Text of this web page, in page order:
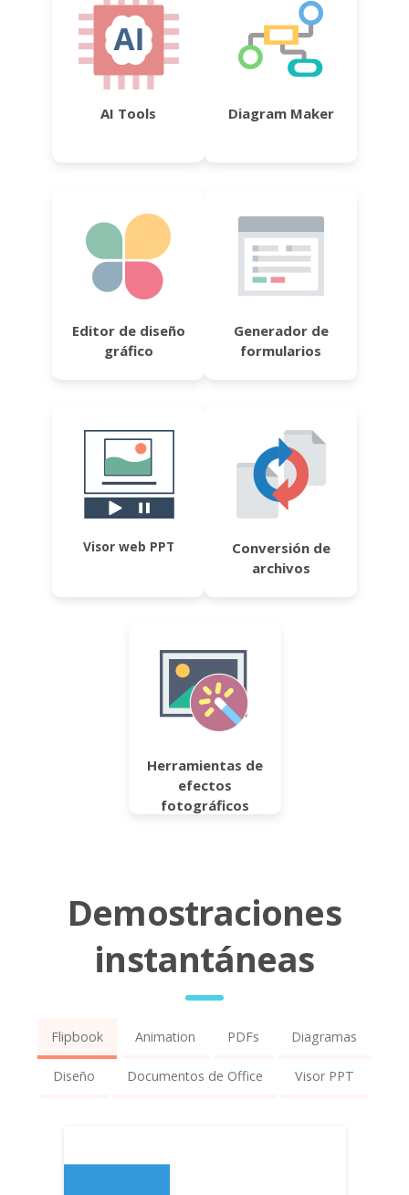
AI Tools Diagram Maker
Editor de diseño
gráfico
Generador de
formularios
Visor web PPT
Conversión de
archivos
Herramientas de
efectos
fotográficos
Demostraciones
instantáneas
Flipbook Animation PDFs Diagramas
Diseño Documentos de Office Visor PPT